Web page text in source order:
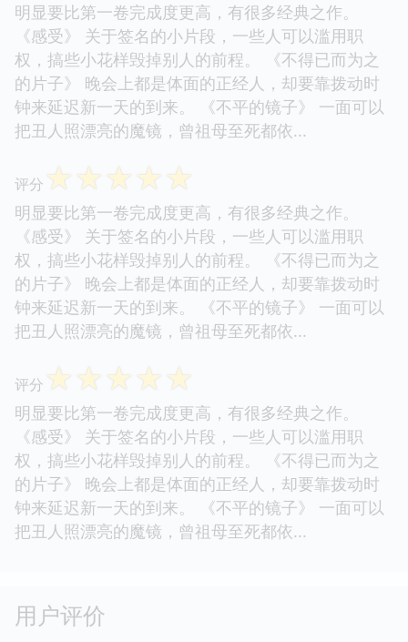
明显要比第一卷完成度更高，有很多经典之作。
《感受》 关于签名的小片段，一些人可以滥用职
权，搞些小花样毁掉别人的前程。 《不得已而为之
的片子》 晚会上都是体面的正经人，却要靠拨动时
钟来延迟新一天的到来。 《不平的镜子》 一面可以
把丑人照漂亮的魔镜，曾祖母至死都依...
评分 ☆☆☆☆☆
明显要比第一卷完成度更高，有很多经典之作。
《感受》 关于签名的小片段，一些人可以滥用职
权，搞些小花样毁掉别人的前程。 《不得已而为之
的片子》 晚会上都是体面的正经人，却要靠拨动时
钟来延迟新一天的到来。 《不平的镜子》 一面可以
把丑人照漂亮的魔镜，曾祖母至死都依...
评分 ☆☆☆☆☆
明显要比第一卷完成度更高，有很多经典之作。
《感受》 关于签名的小片段，一些人可以滥用职
权，搞些小花样毁掉别人的前程。 《不得已而为之
的片子》 晚会上都是体面的正经人，却要靠拨动时
钟来延迟新一天的到来。 《不平的镜子》 一面可以
把丑人照漂亮的魔镜，曾祖母至死都依...
用户评价